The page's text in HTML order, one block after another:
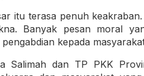
itu terasa penuh
Banyak pesan moral
kepada
Salimah dan TP PKK